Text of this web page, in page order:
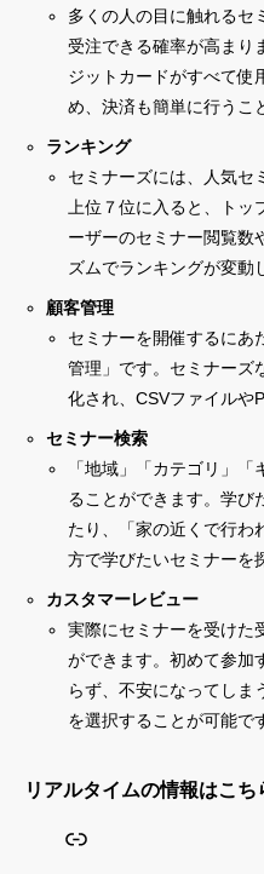
多くの人の目に触れるセ
受注できる確率が高まり
ジットカードがすべて使
め、決済も簡単に行うこ
ランキング
セミナーズには、人気セ
上位７位に入ると、ト
ーザーのセミナー閲覧数
ズムでランキングが変動
顧客管理
セミナーを開催するにあ
管理」です。セミナーズ
化され、CSVファイルや
セミナー検索
「地域」「カテゴリ」
ることができます。学び
たり、「家の近くで行わ
方で学びたいセミナーを
カスタマーレビュー
実際にセミナーを受けた
ができます。初めて参加
らず、不安になってしま
を選択することが可能で
リアルタイムの情報はこち
リンク